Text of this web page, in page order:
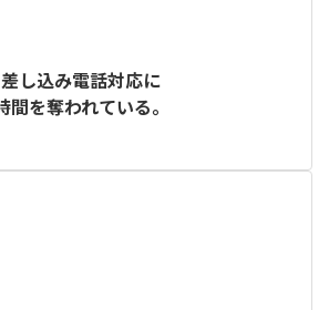
差し込み電話対応に
間を奪われている。